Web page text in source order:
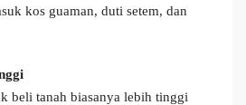
kos guaman, duti setem, dan
beli tanah biasanya lebih tinggi